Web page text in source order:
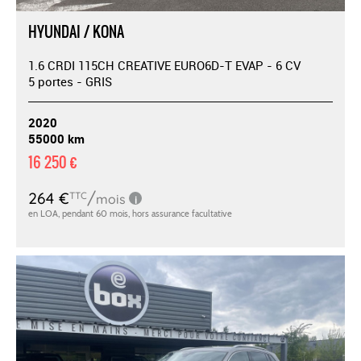
HYUNDAI / KONA
1.6 CRDI 115CH CREATIVE EURO6D-T EVAP - 6 CV
5 portes - GRIS
2020
55000 km
16 250 €